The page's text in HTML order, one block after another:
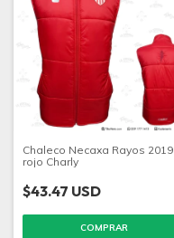
Chaleco Necaxa Rayos 2019
rojo Charly
$43.47 USD
COMPRAR